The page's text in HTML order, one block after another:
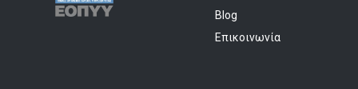
Blog
Επικοινωνία